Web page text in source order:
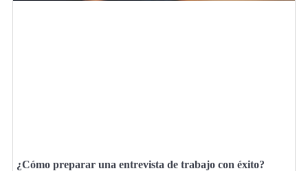
¿Cómo preparar una entrevista de trabajo con éxito?